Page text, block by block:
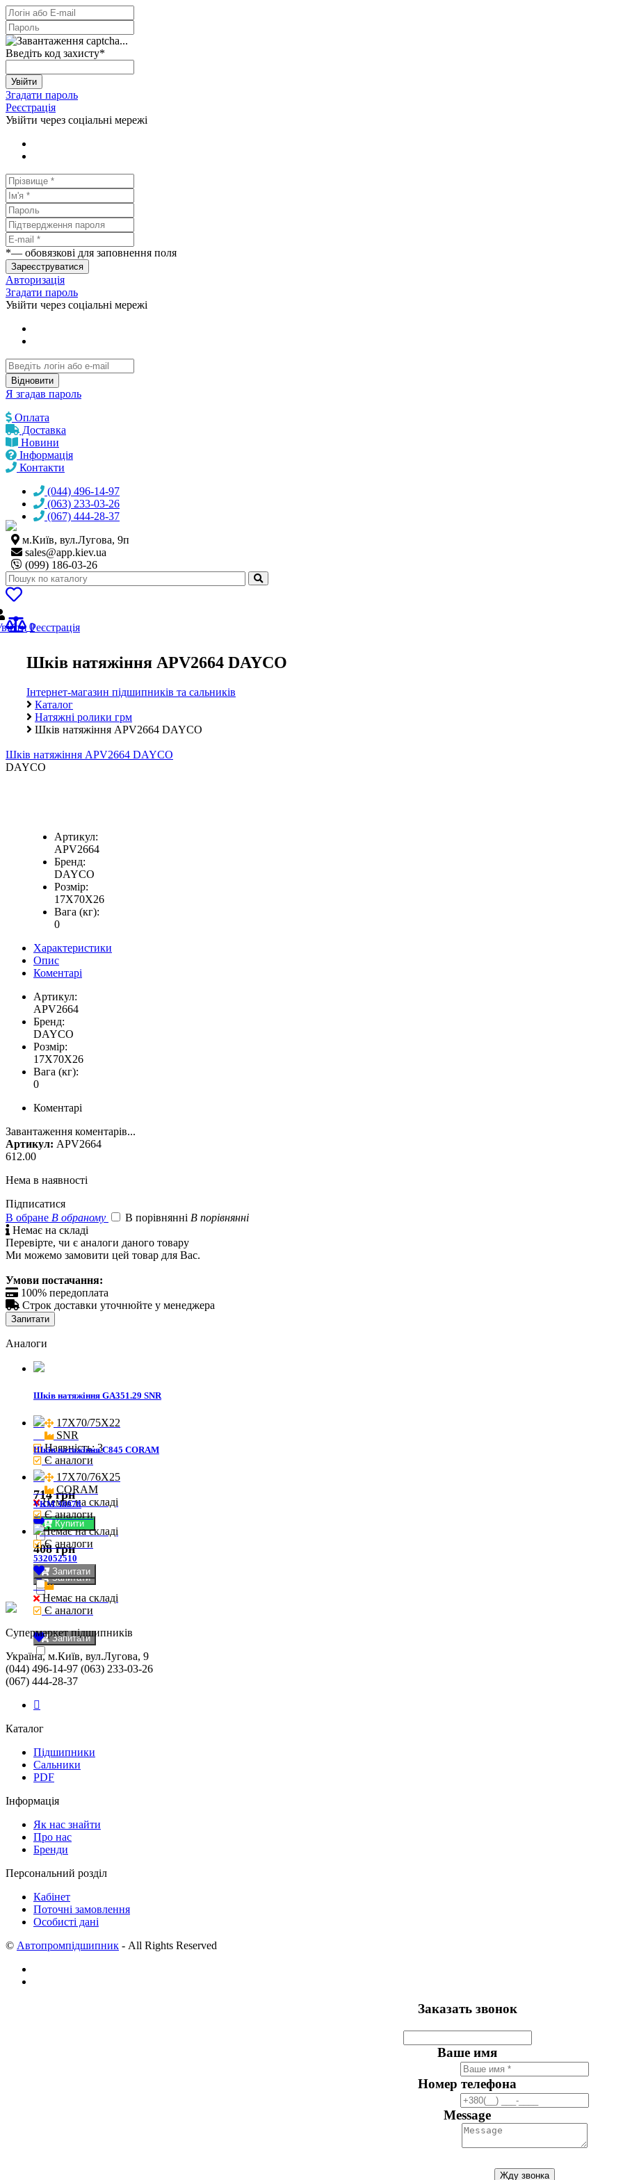
Введіть код захисту*
Увійти
Згадати пароль
Реєстрація
Увійти через соціальні мережі
*— обовязкові для заповнення поля
Зареєструватися
Авторизація
Згадати пароль
Увійти через соціальні мережі
Відновити
Я згадав пароль
Оплата
Доставка
Новини
Інформація
Контакти
(044) 496-14-97
(063) 233-03-26
(067) 444-28-37
м.Київ, вул.Лугова, 9п
sales@app.kiev.ua
(099) 186-03-26
0
Реєстрація
Шків натяжіння APV2664 DAYCO
Інтернет-магазин підшипників та сальників
Каталог
Натяжні ролики грм
Шків натяжіння APV2664 DAYCO
Шків натяжіння APV2664 DAYCO
DAYCO
Артикул:
APV2664
Бренд:
DAYCO
Розмір:
17X70X26
Вага (кг):
0
Характеристики
Опис
Коментарі
Артикул:
APV2664
Бренд:
DAYCO
Розмір:
17X70X26
Вага (кг):
0
Коментарі
Завантаження коментарів...
Артикул: APV2664
612.00
Нема в наявності
Підписатися
В обране В обраному В порівнянні В порівнянні
 Немає на складі
Перевірте, чи є аналоги даного товару
Ми можемо замовити цей товар для Вас.
Умови постачання:
 100% передоплата
 Строк доставки уточнюйте у менеджера
Запитати
Аналоги
Шків натяжіння GA351.29 SNR
17X70/75X22
SNR
Наявність: 3
Є аналоги
714 грн
Купити
Шків натяжіння C845 CORAM
17X70/76X25
CORAM
Немає на складі
Є аналоги
408 грн
Запитати
VKM 38078
Немає на складі
Є аналоги
Запитати
532052510
Немає на складі
Є аналоги
Запитати
Cупермаркет підшипників
Україна, м.Київ, вул.Лугова, 9
(044) 496-14-97 (063) 233-03-26
(067) 444-28-37
Каталог
Підшипники
Сальники
PDF
Інформація
Як нас знайти
Про нас
Бренди
Персональний розділ
Кабінет
Поточні замовлення
Особисті дані
© Автопромпідшипник - All Rights Reserved
Заказать звонок
Ваше имя
Номер телефона
Message
Жду звонка